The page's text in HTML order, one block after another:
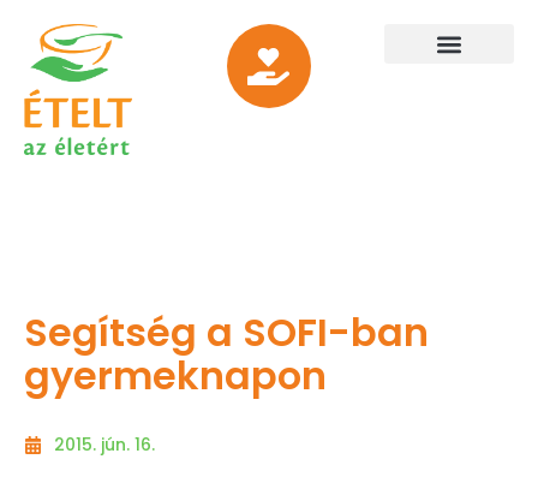
Segítség a SOFI-ban
gyermeknapon
2015. jún. 16.